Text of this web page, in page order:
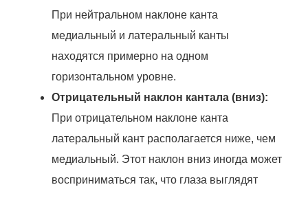
При нейтральном наклоне канта
медиальный и латеральный канты
находятся примерно на одном
горизонтальном уровне.
Отрицательный наклон кантала (вниз):
При отрицательном наклоне канта
латеральный кант располагается ниже, чем
медиальный. Этот наклон вниз иногда может
восприниматься так, что глаза выглядят